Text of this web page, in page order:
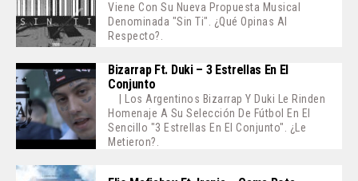
Viene Con Su Nueva Propuesta Musical
Denominada "Sin Ti". ¿Qué Opinas Al
Respecto?.
Bizarrap Ft. Duki – 3 Estrellas En El
Conjunto
| Los Argentinos Bizarrap Y Duki Le Rinden
Homenaje A Su Selección De Fútbol En El
Sencillo "3 Estrellas En El Conjunto". ¿Le
Metieron?.